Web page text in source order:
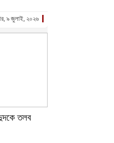
৯ জুলাই, ২০২৬
তলব